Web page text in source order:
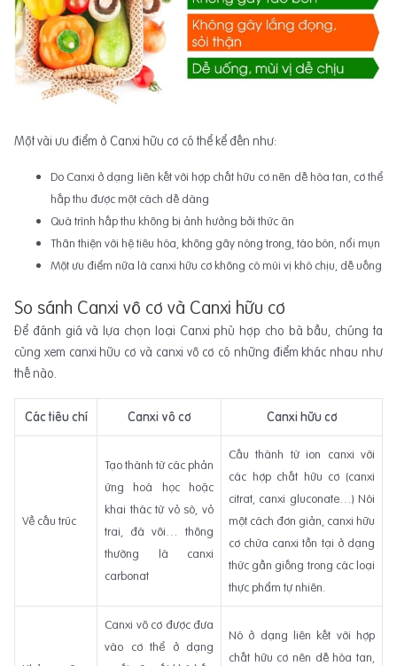
Một vài ưu điểm ở Canxi hữu cơ có thể kể đến như:
Do Canxi ở dạng liên kết với hợp chất hữu cơ nên dễ hòa tan, cơ thể
hấp thu được một cách dễ dàng
Quá trình hấp thu không bị ảnh hưởng bởi thức ăn
Thân thiện với hệ tiêu hóa, không gây nóng trong, táo bón, nổi mụn
Một ưu điểm nữa là canxi hữu cơ không có mùi vị khó chịu, dễ uống
So sánh Canxi vô cơ và Canxi hữu cơ
Để đánh giá và lựa chọn loại Canxi phù hợp cho bà bầu, chúng ta
cùng xem canxi hữu cơ và canxi vô cơ có những điểm khác nhau như
thế nào.
Các tiêu chí Canxi vô cơ Canxi hữu cơ
Về cấu trúc
Tạo thành từ các phản
ứng hoá học hoặc
khai thác từ vỏ sò, vỏ
trai, đá vôi… thông
thường là canxi
carbonat
Cấu thành từ ion canxi với
các hợp chất hữu cơ (canxi
citrat, canxi gluconate…) Nói
một cách đơn giản, canxi hữu
cơ chứa canxi tồn tại ở dạng
thức gần giống trong các loại
thực phẩm tự nhiên.
Canxi vô cơ được đưa
vào cơ thể ở dạng
Nó ở dạng liên kết với hợp
chất hữu cơ nên dễ hòa tan,